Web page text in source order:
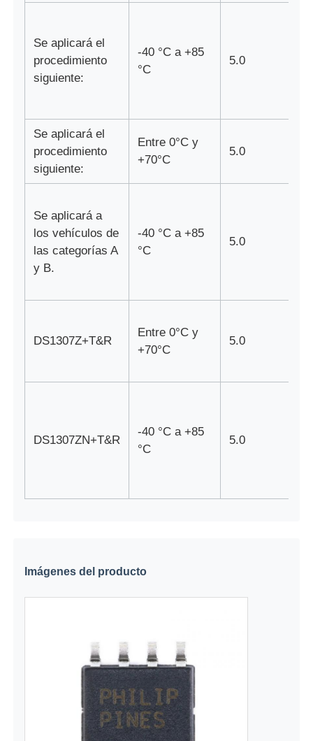
Chip PSRAM
El chip SRAM
Circuito integrado EPROM
CI UART
ADC DAC
Circuitos integrados de RF
Componentes electrónicos
Módulo GPS
Retransmisión de estado sólido
Chip de gestión de energía
Se aplicará el
procedimiento
siguiente:
-40 °C a +85
°C
5.0
Se aplicará el
procedimiento
siguiente:
Entre 0°C y
+70°C
5.0
Se aplicará a
los vehículos de
las categorías A
y B.
-40 °C a +85
°C
5.0
DS1307Z+T&R
Entre 0°C y
+70°C
5.0
DS1307ZN+T&R
-40 °C a +85
°C
5.0
Imágenes del producto